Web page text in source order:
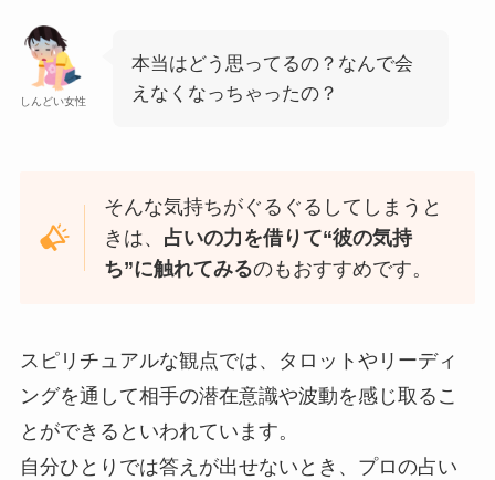
しんどい女性
本当はどう思ってるの？なんで会
えなくなっちゃったの？
そんな気持ちがぐるぐるしてしまうと
きは、 占いの力を借りて“彼の気持
ち”に触れてみるのもおすすめです。
スピリチュアルな観点では、タロットやリーディ
ングを通して相手の潜在意識や波動を感じ取るこ
とができるといわれています。
自分ひとりでは答えが出せないとき、プロの占い